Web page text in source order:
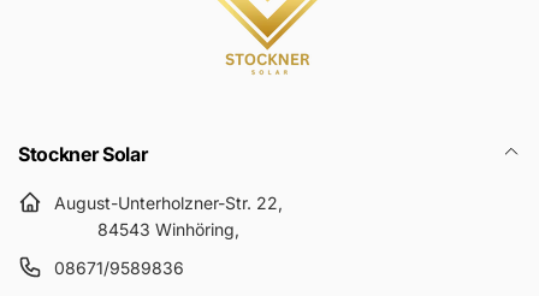
Stockner Solar
August-Unterholzner-Str. 22,
84543 Winhöring,
08671/9589836